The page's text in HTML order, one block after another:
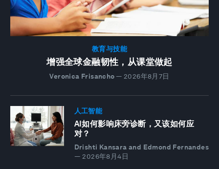
教育与技能
增强全球金融韧性，从课堂做起
Veronica Frisancho — 2026年8月7日
人工智能
AI如何影响床旁诊断，又该如何应
对？
Drishti Kansara and Edmond Fernandes
— 2026年8月4日